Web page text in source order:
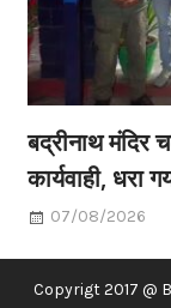
बद्रीनाथ मंदिर
कार्यवाही, धरा
07/08/2026
Copyrigt 2017 @